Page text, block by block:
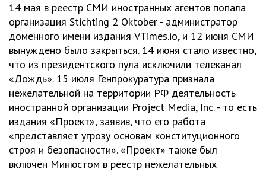
14 мая в реестр СМИ иностранных агентов попала
организация Stichting 2 Oktober - администратор
доменного имени издания VTimes.io, и 12 июня СМИ
вынуждено было закрыться. 14 июня стало известно,
что из президентского пула исключили телеканал
«Дождь». 15 июля Генпрокуратура признала
нежелательной на территории РФ деятельность
иностранной организации Project Media, Inc. - то есть
издания «Проект», заявив, что его работа
«представляет угрозу основам конституционного
строя и безопасности». «Проект» также был
включён Минюстом в реестр нежелательных